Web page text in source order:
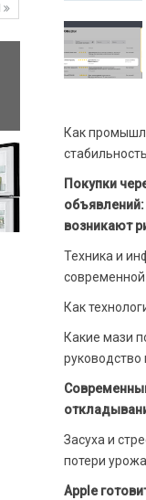
Как
Покупки
возникают
Техника и
Как
Какие мази
Засуха и
потери
Apple